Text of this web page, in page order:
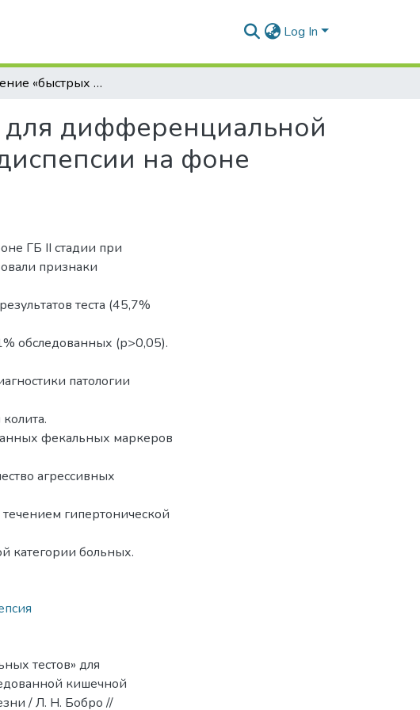
Log In
Применение «быстрых фекальных тестов» для дифференциальной диагностики неисследованной кишечной диспепсии на фоне гипертонической болезни
для дифференциальной
на фоне
ГБ II стадии при
признаки
теста (45,7%
обследованных (р>0,05).
патологии
фекальных маркеров
агрессивных
гипертонической
категории больных.
тестов» для
кишечной
/ Л. Н. Бобро //